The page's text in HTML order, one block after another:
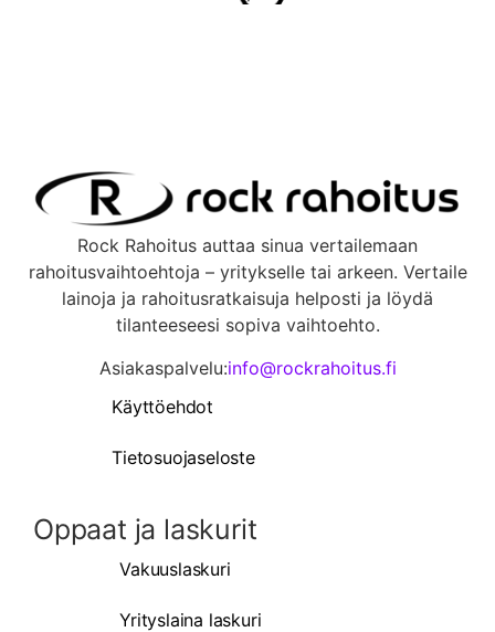
Rock Rahoitus auttaa sinua vertailemaan
rahoitusvaihtoehtoja – yritykselle tai arkeen. Vertaile
lainoja ja rahoitusratkaisuja helposti ja löydä
tilanteeseesi sopiva vaihtoehto.
Asiakaspalvelu:info@rockrahoitus.fi
Käyttöehdot
Tietosuojaseloste
Oppaat ja laskurit
Vakuuslaskuri
Yrityslaina laskuri